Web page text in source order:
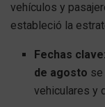
vehículos y
estableció la
Fechas clave:
de agosto se
vehiculares y